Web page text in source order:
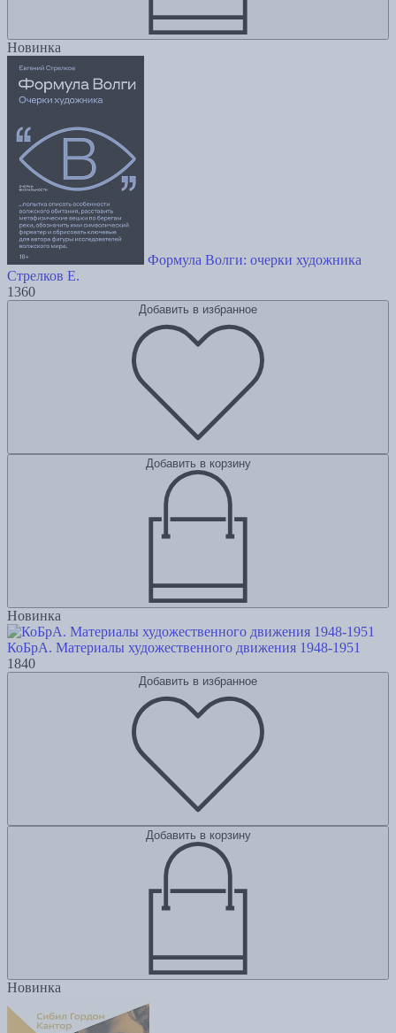
Новинка
Формула Волги: очерки художника
Стрелков Е.
1360
Добавить в избранное
Добавить в корзину
Новинка
КоБрА. Материалы художественного движения 1948-1951
1840
Добавить в избранное
Добавить в корзину
Новинка